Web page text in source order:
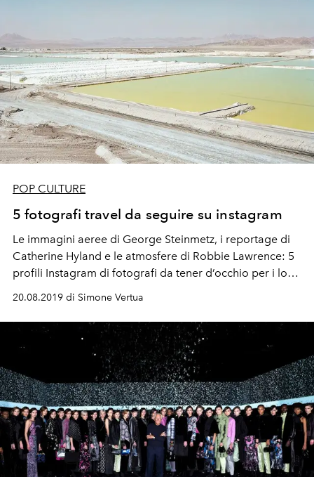
POP CULTURE
5 fotografi travel da seguire su instagram
Le immagini aeree di George Steinmetz, i reportage di
Catherine Hyland e le atmosfere di Robbie Lawrence: 5
profili Instagram di fotografi da tener d’occhio per i loro
20.08.2019 di Simone Vertua